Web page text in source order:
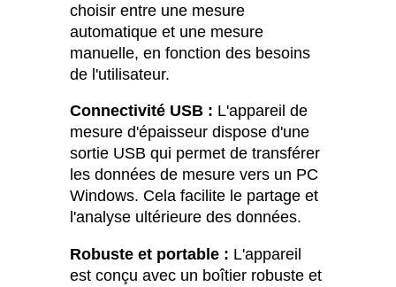
choisir entre une mesure
automatique et une mesure
manuelle, en fonction des besoins
de l'utilisateur.
Connectivité USB : L'appareil de
mesure d'épaisseur dispose d'une
sortie USB qui permet de transférer
les données de mesure vers un PC
Windows. Cela facilite le partage et
l'analyse ultérieure des données.
Robuste et portable : L'appareil
est conçu avec un boîtier robuste et